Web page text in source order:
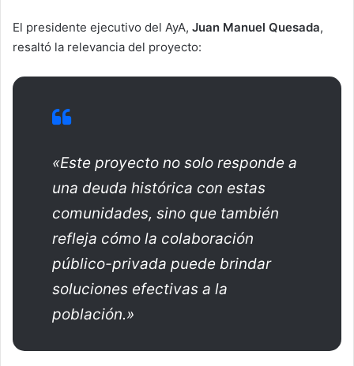
El presidente ejecutivo del AyA, Juan Manuel Quesada,
resaltó la relevancia del proyecto:
«Este proyecto no solo responde a
una deuda histórica con estas
comunidades, sino que también
refleja cómo la colaboración
público-privada puede brindar
soluciones efectivas a la
población.»